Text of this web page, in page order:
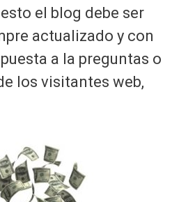
el blog debe ser
actualizado y con
a la preguntas o
los visitantes web,